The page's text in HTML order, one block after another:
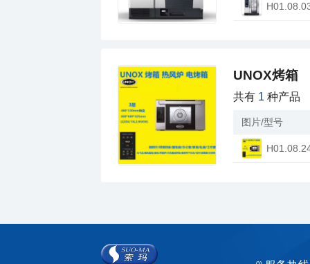
UNOX烤箱
共有 1 种产品
图片/型号